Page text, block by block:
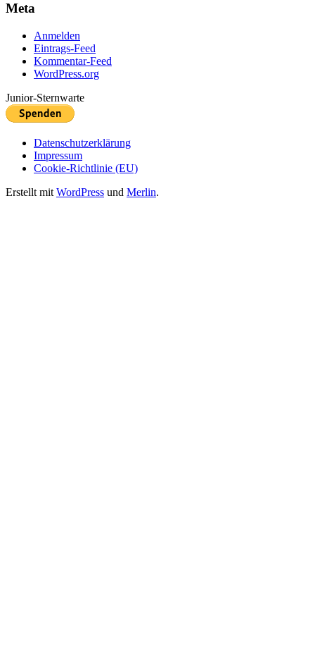
Meta
Anmelden
Eintrags-Feed
Kommentar-Feed
WordPress.org
Junior-Sternwarte
Datenschutzerklärung
Impressum
Cookie-Richtlinie (EU)
Erstellt mit WordPress und Merlin.